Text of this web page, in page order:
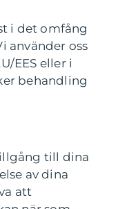
i det omfång
använder oss
EES eller i
behandling
till dina
av dina
att